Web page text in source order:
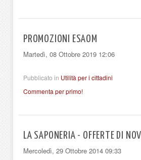
PROMOZIONI ESAOM
Martedì, 08 Ottobre 2019 12:06
Pubblicato in Utilità per i cittadini
Commenta per primo!
LA SAPONERIA - OFFERTE DI
Mercoledì, 29 Ottobre 2014 09:33